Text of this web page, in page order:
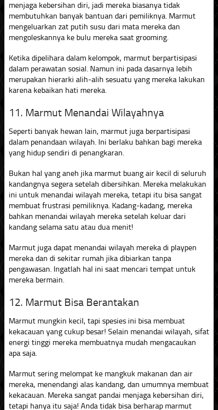
menjaga kebersihan diri, jadi mereka biasanya tidak
membutuhkan banyak bantuan dari pemiliknya. Marmut
mengeluarkan zat putih susu dari mata mereka dan
mengoleskannya ke bulu mereka saat grooming.
Ketika dipelihara dalam kelompok, marmut berpartisipasi
dalam perawatan sosial. Namun ini pada dasarnya lebih
merupakan hierarki alih-alih sesuatu yang mereka lakukan
karena kebaikan hati mereka.
11. Marmut Menandai Wilayahnya
Seperti banyak hewan lain, marmut juga berpartisipasi
dalam penandaan wilayah. Ini berlaku bahkan bagi mereka
yang hidup sendiri di penangkaran.
Bukan hal yang aneh jika marmut buang air kecil di seluruh
kandangnya segera setelah dibersihkan. Mereka melakukan
ini untuk menandai wilayah mereka, tetapi itu bisa sangat
membuat frustrasi pemiliknya. Kadang-kadang, mereka
bahkan menandai wilayah mereka setelah keluar dari
kandang selama satu atau dua menit!
Marmut juga dapat menandai wilayah mereka di playpen
mereka dan di sekitar rumah jika dibiarkan tanpa
pengawasan. Ingatlah hal ini saat mencari tempat untuk
mereka bermain.
12. Marmut Bisa Berantakan
Marmut mungkin kecil, tapi spesies ini bisa membuat
kekacauan yang cukup besar! Selain menandai wilayah, sifat
energi tinggi mereka membuatnya mudah mengacaukan
apa saja.
Marmut sering melompat ke mangkuk makanan dan air
mereka, menendangi alas kandang, dan umumnya membuat
kekacauan. Mereka sangat pandai menjaga kebersihan diri,
tetapi hanya itu saja! Anda tidak bisa berharap marmut